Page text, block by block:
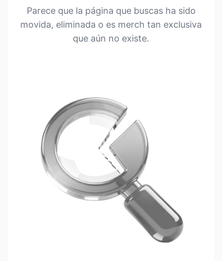
Parece que la página que buscas ha sido
movida, eliminada o es merch tan exclusiva
que aún no existe.